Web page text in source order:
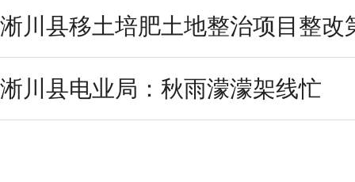
淅川县移土培肥土地整治项目整改
淅川县电业局：秋雨濛濛架线忙